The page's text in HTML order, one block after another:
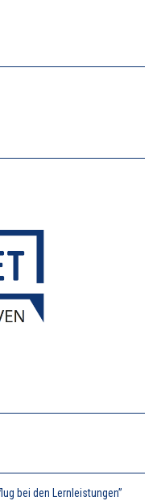
bei den Lernleistungen”